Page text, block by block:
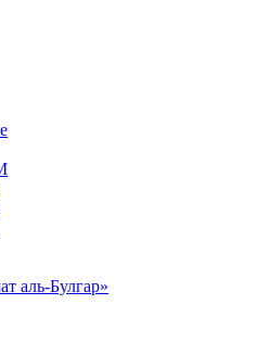
аль-Булгар»